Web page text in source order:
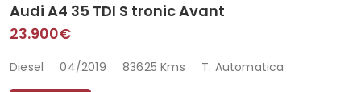
Audi A4 35 TDI S tronic Avant
23.900€
Diesel 04/2019 83625 Kms T. Automatica